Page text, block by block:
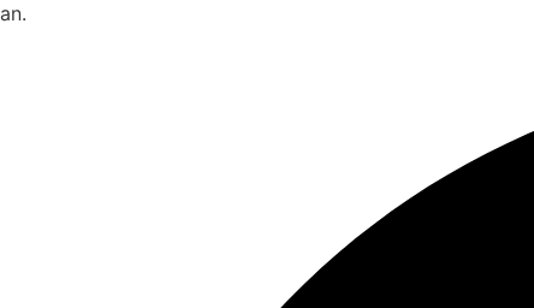
an.